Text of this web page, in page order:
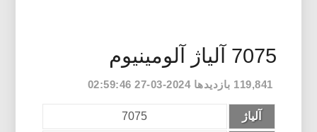
7075 آلیاژ آلومینیوم
119,841 بازدیدها 2024-03-27 02:59:46
آلیاژ 7075